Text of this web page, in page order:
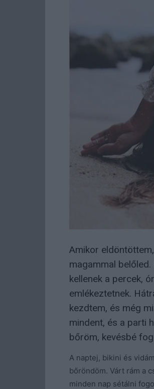
Amikor
magammal
kellenek a percek,
emlékeztetnek.
kezdtem, és még
mindent, és a parti
bőröm, kevésbé
A naptej, bikini és
bőröndöm. Várt rám a
minden nap sétálni